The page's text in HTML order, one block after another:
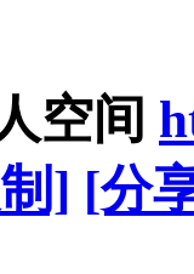
空间
] [分